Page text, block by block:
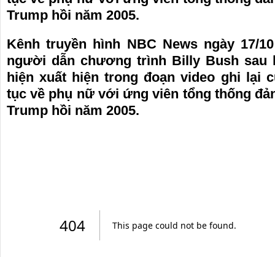
Trump hồi năm 2005.
Kênh truyền hình NBC News ngày 17/
người dẫn chương trình Billy Bush sau
hiện xuất hiện trong đoạn video ghi lại
tục về phụ nữ với ứng viên tổng thống
Trump hồi năm 2005.